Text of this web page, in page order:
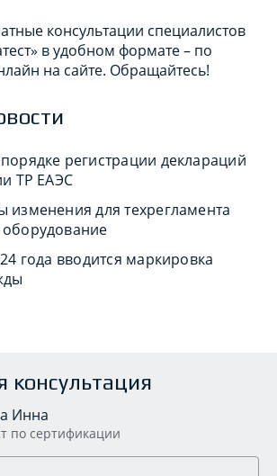
консультации специалистов
в удобном формате – по
на сайте. Обращайтесь!
регистрации деклараций
ТР ЕАЭС
изменения для техрегламента
года вводится маркировка
консультация
Инна
по сертификации